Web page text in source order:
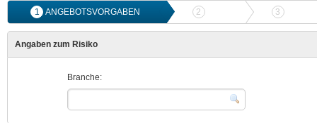
1 ANGEBOTSVORGABEN 2 ANGEBOTSVERGLEICH
3
Angaben zum Risiko
Branche: